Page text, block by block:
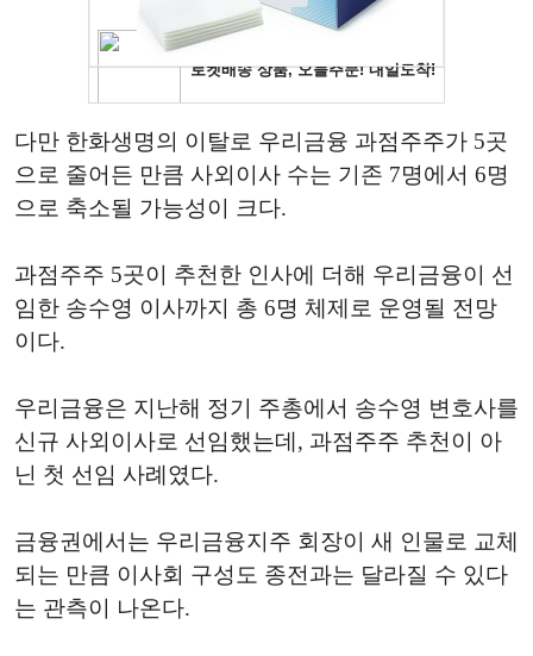
다만 한화생명의 이탈로 우리금융 과점주주가 5곳
으로 줄어든 만큼 사외이사 수는 기존 7명에서 6명
으로 축소될 가능성이 크다.
과점주주 5곳이 추천한 인사에 더해 우리금융이 선
임한 송수영 이사까지 총 6명 체제로 운영될 전망
이다.
우리금융은 지난해 정기 주총에서 송수영 변호사를
신규 사외이사로 선임했는데, 과점주주 추천이 아
닌 첫 선임 사례였다.
금융권에서는 우리금융지주 회장이 새 인물로 교체
되는 만큼 이사회 구성도 종전과는 달라질 수 있다
는 관측이 나온다.